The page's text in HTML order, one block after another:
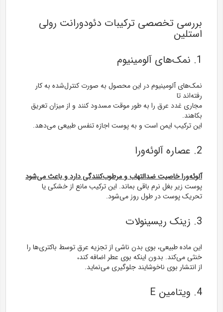
بررسی تخصصی ترکیبات دئودورانت رولی
استلین
1. نمک‌های آلومینیوم
نمک‌های آلومینیوم در این محصول به صورت کنترل‌شده به کار
رفته‌اند تا
مجاری غدد عرق را به طور موقت مسدود کنندو از میزان تعریق
بکاهند.
این ترکیب ایمن است و به پوست اجازه تنفس طبیعی می‌دهد.
2. عصاره آلوئه‌ورا
آلوئه‌ورا خاصیت ضدالتهاب و مرطوب‌کنندگی دارد و باعث می‌شود
پوست زیر بغل نرم باقی بماند. این ترکیب مانع از خشکی یا
تحریک پوست در طول روز می‌شود.
3. زینک ریسینولات
این ماده طبیعی، بوی بدن ناشی از تجزیه عرق توسط باکتری‌ها را
خنثی می‌کند. بدون اینکه بوی عطر اضافه کند،
از انتشار بوی ناخوشایند جلوگیری می‌نماید.
4. ویتامین E